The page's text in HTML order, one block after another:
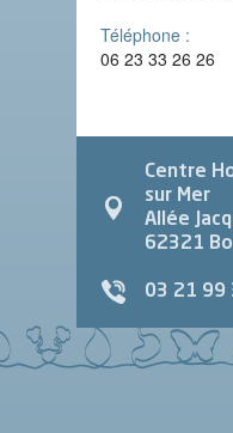
Téléphone :
06 23 33 26 26
Centre
sur Mer
Allée
62321
03 21 99